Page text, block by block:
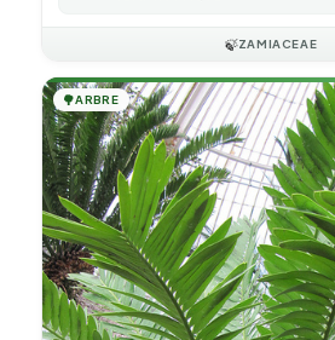
🍃ZAMIACEAE
🌳ARBRE